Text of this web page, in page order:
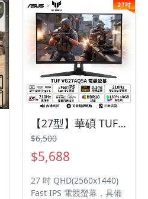
【27型】華碩 TUF VG27AQ5A 電競螢幕 (DP/HDMI/Type-C/Fast IPS/2K/0.3ms/OC 210Hz/Freesync Premium/G-Sync/HDR10/可變超頻驅動/130% sRGB/內建喇叭/三年保固)
$6,500
$5,688
27 吋 QHD(2560x1440)
Fast IPS 電競螢幕，具備